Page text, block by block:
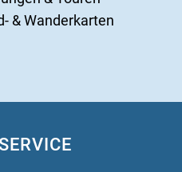
& Wanderkarten